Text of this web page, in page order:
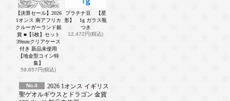
【決算セール】2026
1オンス 南アフリカ
クルーガーランド銀
貨 ■【5枚】セット
39mmクリアケース
付き 新品未使用
【地金型コイン特
集】
59,657円(税込)
プラチナ豆 【星
形】 1g ガラス瓶
つき
12,472円(税込)
No.4
2026 1オンス イギリス
聖ゲオルギウスとドラゴン 金貨